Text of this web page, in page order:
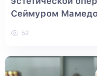
Сеймуром
52